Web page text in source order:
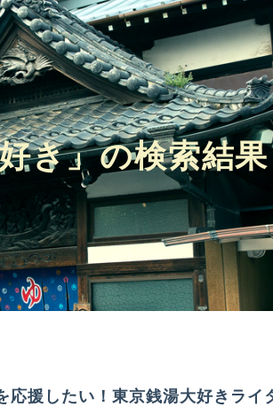
き」の検索結果
応援したい！東京銭湯大好きライ